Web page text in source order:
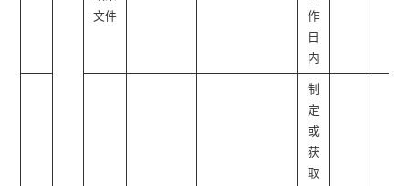
文件
作
日
内
制
定
或
获
取